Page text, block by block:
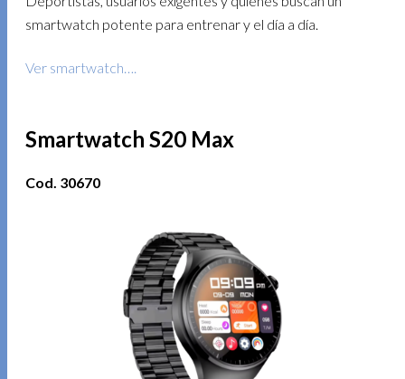
smartwatch potente para entrenar y el día a día.
Ver smartwatch….
Smartwatch S20 Max
Cod. 30670